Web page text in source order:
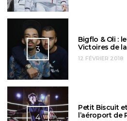
3
Bigflo & Oli :
Victoires de
12 FÉVRIER 2018
4
Petit Biscuit
l’aéroport de